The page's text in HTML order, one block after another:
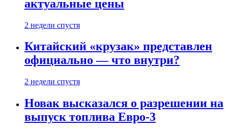
актуальные цены
2 недели спустя
Китайский «крузак» представлен
официально — что внутри?
2 недели спустя
Новак высказался о разрешении на
выпуск топлива Евро-3